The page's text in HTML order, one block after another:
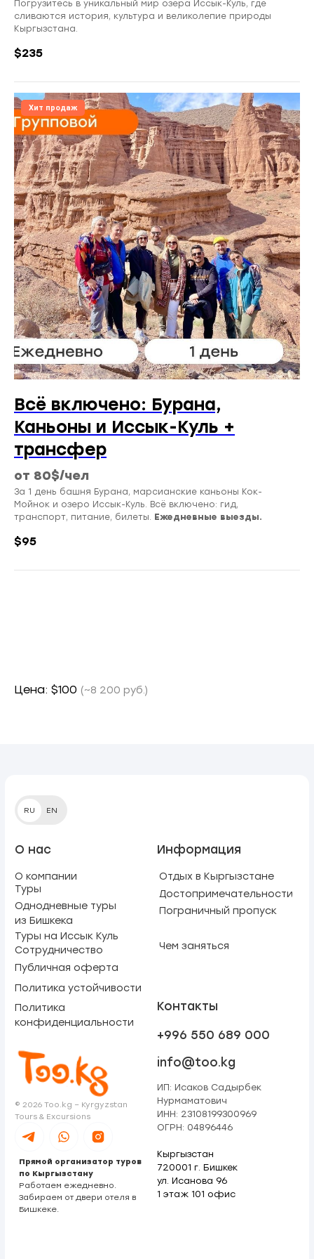
Погрузитесь в уникальный мир озера Иссык-Куль, где
сливаются история, культура и великолепие природы
Кыргызстана.
$235
Хит продаж
Всё включено: Бурана,
Каньоны и Иссык-Куль +
трансфер
от 80$/чел
За 1 день башня Бурана, марсианские каньоны Кок-
Мойнок и озеро Иссык-Куль. Всё включено: гид,
транспорт, питание, билеты. Ежедневные выезды.
$95
Цена: $100 (~8 200 руб.)
Заказать обратный звонок
Оставьте свой номер телефона ниже